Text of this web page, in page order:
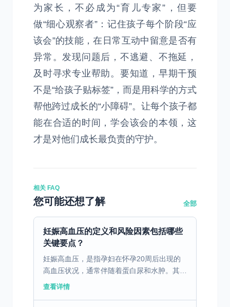
为家长，不必成为“育儿专家”，但要
做“细心观察者”：记住孩子每个阶段“应
该会”的技能，在日常互动中留意是否有
异常。发现问题后，不逃避、不拖延，
及时寻求专业帮助。要知道，早期干预
不是“给孩子贴标签”，而是用科学的方式
帮他跨过成长的“小障碍”。让每个孩子都
能在合适的时间，学会该会的本领，这
才是对他们成长最负责的守护。
相关 FAQ
您可能还想了解 全部
妊娠高血压的定义和风险因素包括哪些
关键要点？
妊娠高血压，是指孕妇在怀孕20周后出现的
高血压状况，通常伴随着蛋白尿和水肿。其主
要症状包括头痛、视力模糊、上腹部疼痛和恶
查看详情